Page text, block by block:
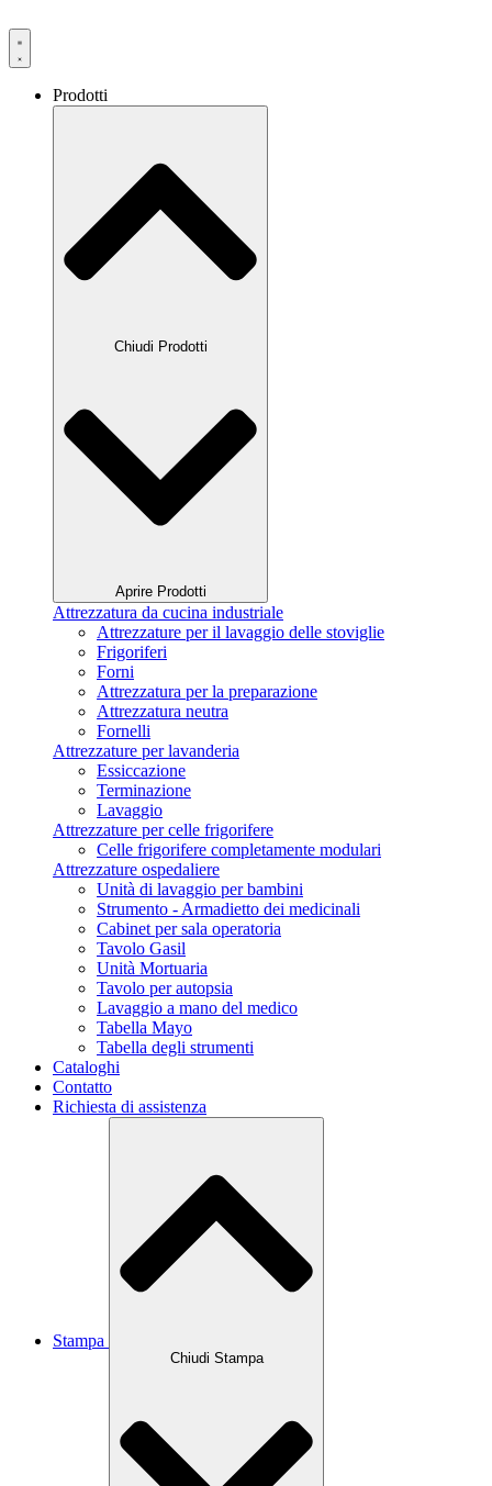
Prodotti
Chiudi Prodotti
Aprire Prodotti
Attrezzatura da cucina industriale
Attrezzature per il lavaggio delle stoviglie
Frigoriferi
Forni
Attrezzatura per la preparazione
Attrezzatura neutra
Fornelli
Attrezzature per lavanderia
Essiccazione
Terminazione
Lavaggio
Attrezzature per celle frigorifere
Celle frigorifere completamente modulari
Attrezzature ospedaliere
Unità di lavaggio per bambini
Strumento - Armadietto dei medicinali
Cabinet per sala operatoria
Tavolo Gasil
Unità Mortuaria
Tavolo per autopsia
Lavaggio a mano del medico
Tabella Mayo
Tabella degli strumenti
Cataloghi
Contatto
Richiesta di assistenza
Stampa
Chiudi Stampa